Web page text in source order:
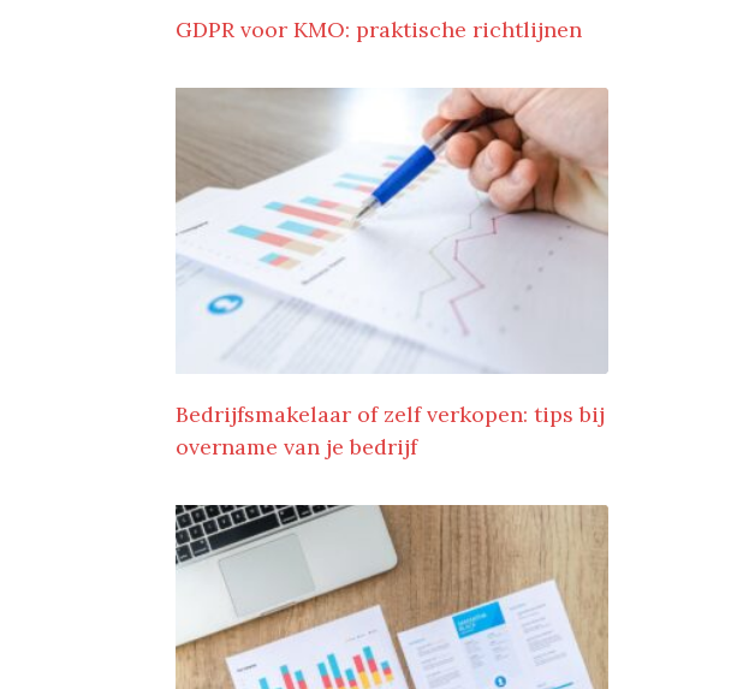
GDPR voor KMO: praktische richtlijnen
Bedrijfsmakelaar of zelf verkopen: tips bij
overname van je bedrijf